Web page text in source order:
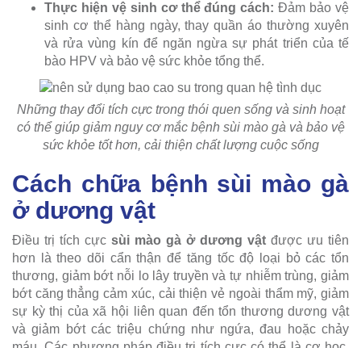
Thực hiện vệ sinh cơ thể đúng cách: Đảm bảo vệ
sinh cơ thể hàng ngày, thay quần áo thường xuyên
và rửa vùng kín để ngăn ngừa sự phát triển của tế
bào HPV và bảo vệ sức khỏe tổng thể.
Những thay đổi tích cực trong thói quen sống và sinh hoạt
có thể giúp giảm nguy cơ mắc bệnh sùi mào gà và bảo vệ
sức khỏe tốt hơn, cải thiện chất lượng cuộc sống
Cách chữa bệnh sùi mào gà
ở dương vật
Điều trị tích cực sùi mào gà ở dương vật được ưu tiên
hơn là theo dõi cẩn thận để tăng tốc độ loại bỏ các tổn
thương, giảm bớt nỗi lo lây truyền và tự nhiễm trùng, giảm
bớt căng thẳng cảm xúc, cải thiện vẻ ngoài thẩm mỹ, giảm
sự kỳ thị của xã hội liên quan đến tổn thương dương vật
và giảm bớt các triệu chứng như ngứa, đau hoặc chảy